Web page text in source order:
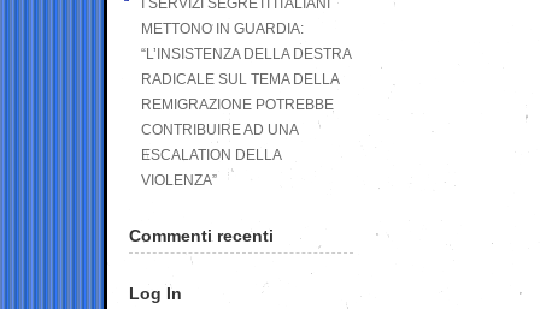
I SERVIZI SEGRETI ITALIANI
METTONO IN GUARDIA:
“L’INSISTENZA DELLA DESTRA
RADICALE SUL TEMA DELLA
REMIGRAZIONE POTREBBE
CONTRIBUIRE AD UNA
ESCALATION DELLA
VIOLENZA”
Commenti recenti
Log In